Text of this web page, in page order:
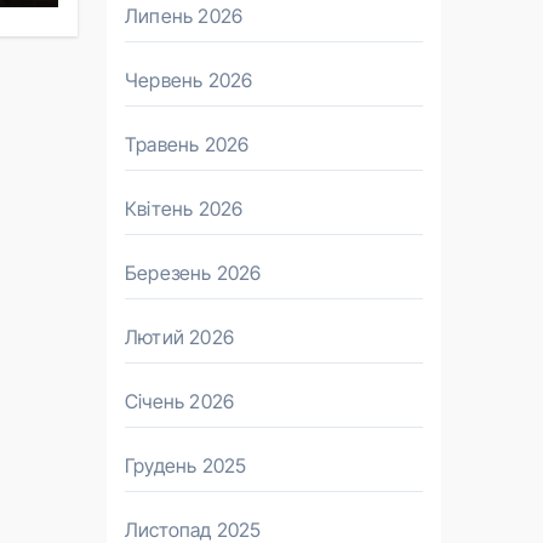
Липень 2026
Червень 2026
Травень 2026
Квітень 2026
Березень 2026
Лютий 2026
Січень 2026
Грудень 2025
Листопад 2025